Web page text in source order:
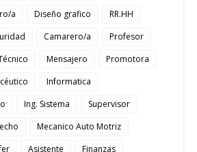
a
Diseño grafico
RR.HH
Camarero/a
Profesor
Mensajero
Promotora
Informatica
Ing. Sistema
Supervisor
Mecanico Auto Motriz
Asistente Finanzas